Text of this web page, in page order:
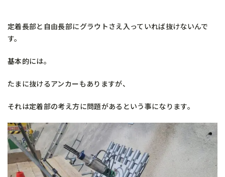
定着長部と自由長部にグラウトさえ入っていれば抜けないんで
す。
基本的には。
たまに抜けるアンカーもありますが、
それは定着部の考え方に問題があるという事になります。